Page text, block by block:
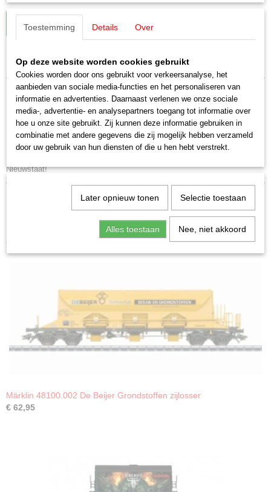
IN WINKELWAGEN
Specificaties
Productcode leverancier
4422
Schaal
H0 (1:87)
Staat
Gebruikt
Omschrijving
Märklin 4422 DB Wickülner Pilsener
koelwagen (4415)
Nieuwstaat!
Märklin 48100.002 De Beijer Grondstoffen zijlosser
€ 62,95
Toestemming Details Over
Op deze website worden cookies gebruikt
Cookies worden door ons gebruikt voor verkeersanalyse, het
aanbieden van sociale media-functies en het personaliseren van
informatie en advertenties. Daarnaast verlenen we onze sociale
media-, advertentie- en analysepartners toegang tot informatie over
hoe u onze site gebruikt. Zij kunnen deze informatie gebruiken in
combinatie met andere gegevens die zij mogelijk hebben verzameld
door uw gebruik van hun diensten of die u hen hebt verstrekt.
Later opnieuw tonen Selectie toestaan
Alles toestaan Nee, niet akkoord